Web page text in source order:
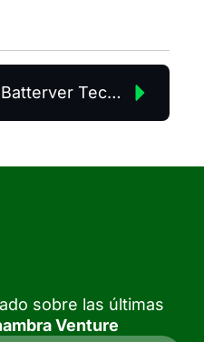
Batterver Technologies, S.L.
sobre las últimas
Venture